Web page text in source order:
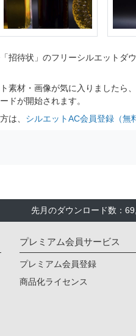
招待状」のフリーシルエットダ
素材・画像が気に入りましたら
ドが開始されます。
は、 シルエットAC会員登録（無
先月のダウンロード数：
プレミアム会員サービス
プレミアム会員登録
商品化ライセンス